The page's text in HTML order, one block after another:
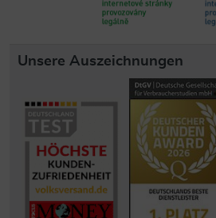
Unsere Auszeichnungen